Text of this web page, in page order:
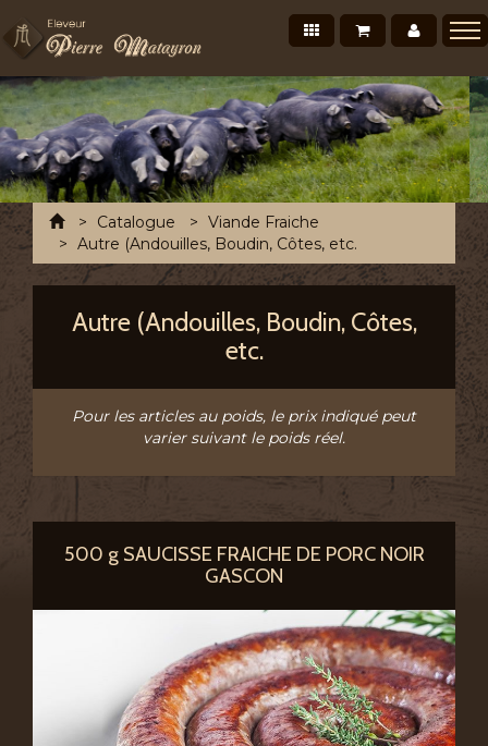
Mon
Mon panier
Nos produits
Présentation
Points de vente Professionnels
Recettes et conseils
Photos/Vidéos
Salons et évènements
Tournée Mensuelle
Chronofresh France
Contact
A découvrir
AccueilCatalogue
Viande Fraiche
Autre (Andouilles, Boudin, Côtes, etc.
Autre (Andouilles, Boudin, Côtes,
etc.
Pour les articles au poids, le prix indiqué peut
varier suivant le poids réel.
500 g SAUCISSE FRAICHE DE PORC NOIR
GASCON